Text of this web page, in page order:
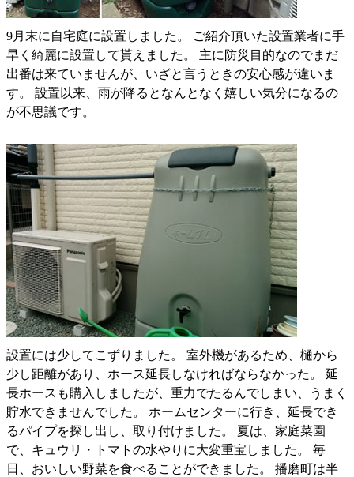
9月末に自宅庭に設置しました。 ご紹介頂いた設置業者に手
早く綺麗に設置して貰えました。 主に防災目的なのでまだ
出番は来ていませんが、いざと言うときの安心感が違いま
す。 設置以来、雨が降るとなんとなく嬉しい気分になるの
が不思議です。
設置には少してこずりました。 室外機があるため、樋から
少し距離があり、ホース延長しなければならなかった。 延
長ホースも購入しましたが、重力でたるんでしまい、うまく
貯水できませんでした。 ホームセンターに行き、延長でき
るパイプを探し出し、取り付けました。 夏は、家庭菜園
で、キュウリ・トマトの水やりに大変重宝しました。 毎
日、おいしい野菜を食べることができました。 播磨町は半